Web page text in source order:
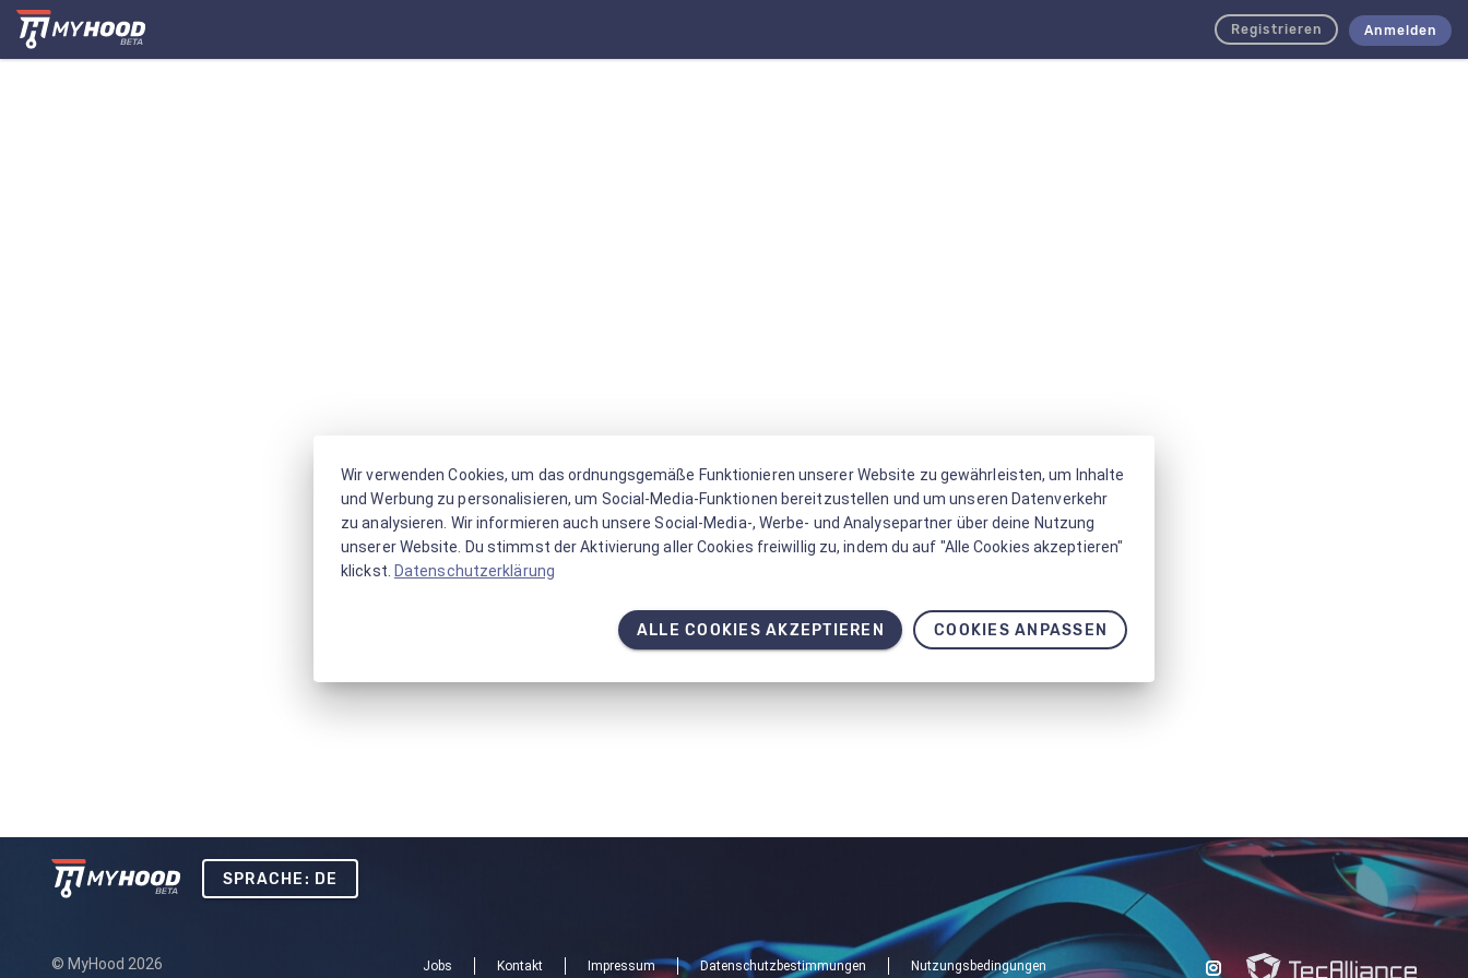
Registrieren Anmelden
SPRACHE: DE
© MyHood 2026 Jobs Kontakt Impressum Datenschutzbestimmungen Nutzungsbedingungen
Wir verwenden Cookies, um das ordnungsgemäße Funktionieren unserer Website zu gewährleisten, um Inhalte
und Werbung zu personalisieren, um Social-Media-Funktionen bereitzustellen und um unseren Datenverkehr
zu analysieren. Wir informieren auch unsere Social-Media-, Werbe- und Analysepartner über deine Nutzung
unserer Website. Du stimmst der Aktivierung aller Cookies freiwillig zu, indem du auf "Alle Cookies akzeptieren"
klickst. Datenschutzerklärung
ALLE COOKIES AKZEPTIEREN COOKIES ANPASSEN